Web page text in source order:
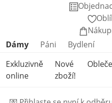
Přeskočit kategorie produktů
Dámy Páni
Bydlení
Exkluzivně
online
Nové
zboží!